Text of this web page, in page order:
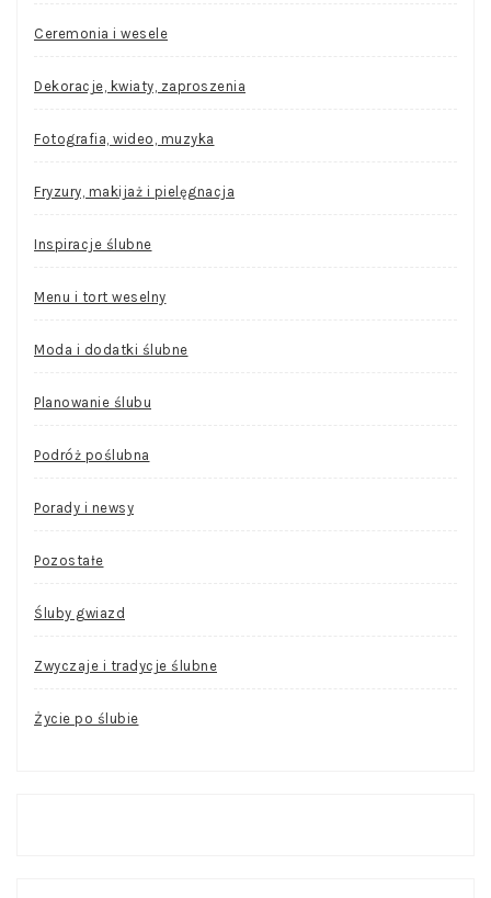
Ceremonia i wesele
Dekoracje, kwiaty, zaproszenia
Fotografia, wideo, muzyka
Fryzury, makijaż i pielęgnacja
Inspiracje ślubne
Menu i tort weselny
Moda i dodatki ślubne
Planowanie ślubu
Podróż poślubna
Porady i newsy
Pozostałe
Śluby gwiazd
Zwyczaje i tradycje ślubne
Życie po ślubie